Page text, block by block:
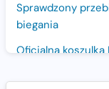
Sprawdzony
biegania
Oficjalna koszulka